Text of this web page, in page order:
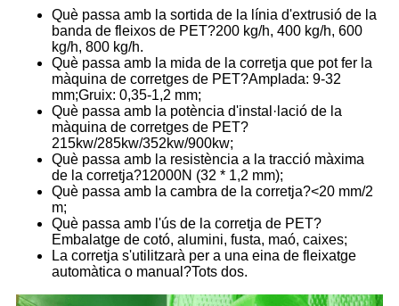
Què passa amb la sortida de la línia d'extrusió de la
banda de fleixos de PET?200 kg/h, 400 kg/h, 600
kg/h, 800 kg/h.
Què passa amb la mida de la corretja que pot fer la
màquina de corretges de PET?Amplada: 9-32
mm;Gruix: 0,35-1,2 mm;
Què passa amb la potència d'instal·lació de la
màquina de corretges de PET?
215kw/285kw/352kw/900kw;
Què passa amb la resistència a la tracció màxima
de la corretja?12000N (32 * 1,2 mm);
Què passa amb la cambra de la corretja?<20 mm/2
m;
Què passa amb l'ús de la corretja de PET?
Embalatge de cotó, alumini, fusta, maó, caixes;
La corretja s'utilitzarà per a una eina de fleixatge
automàtica o manual?Tots dos.